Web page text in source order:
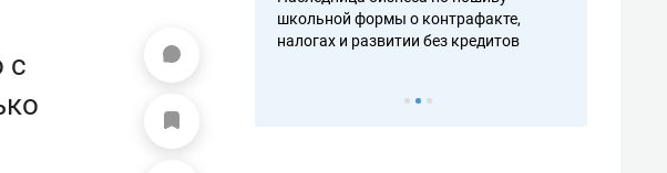
с
школьной формы о контрафакте,
налогах и развитии без кредитов